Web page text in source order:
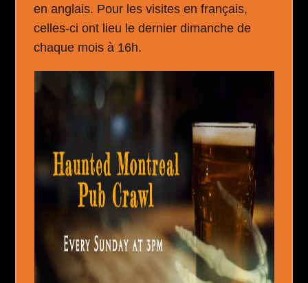
en anglais. Pour les visites en français,
celles-ci ont lieu le dernier dimanche de
chaque mois à 16h.